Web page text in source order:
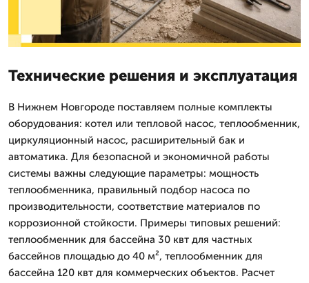
Технические решения и эксплуатация
В Нижнем Новгороде поставляем полные комплекты
оборудования: котел или тепловой насос, теплообменник,
циркуляционный насос, расширительный бак и
автоматика. Для безопасной и экономичной работы
системы важны следующие параметры: мощность
теплообменника, правильный подбор насоса по
производительности, соответствие материалов по
коррозионной стойкости. Примеры типовых решений:
теплообменник для бассейна 30 квт для частных
бассейнов площадью до 40 м², теплообменник для
бассейна 120 квт для коммерческих объектов. Расчет